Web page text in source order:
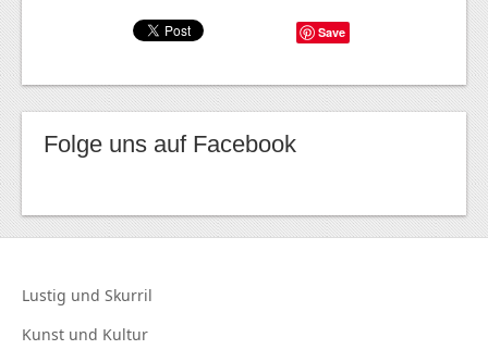
Save
Folge uns auf Facebook
Lustig und Skurril
Kunst und Kultur